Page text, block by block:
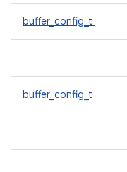
buffer_config_t
buffer_config_t